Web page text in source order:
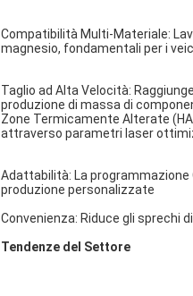
Compatibilità Multi-Materiale:
magnesio, fondamentali per i
Taglio ad Alta Velocità:
produzione di massa di
Zone Termicamente Alterate
attraverso parametri laser
Adattabilità: La
produzione personalizzate
Convenienza: Riduce gli sprechi
Tendenze del Settore